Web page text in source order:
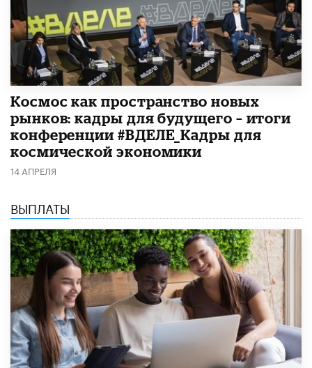
Космос как пространство новых
рынков: кадры для будущего – итоги
конференции #ВДЕЛЕ_Кадры для
космической экономики
14 АПРЕЛЯ
ВЫПЛАТЫ